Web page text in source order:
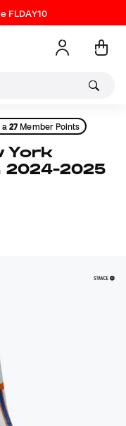
FLDAY10
a27 Member Points
2025